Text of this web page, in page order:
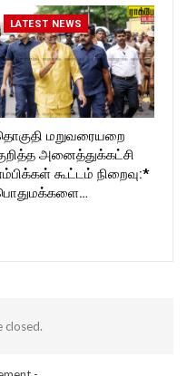
LATEST NEWS
மறுவரையறை
அனைத்துக்கட்சி
கூட்டம் நிறைவு:*
closed.